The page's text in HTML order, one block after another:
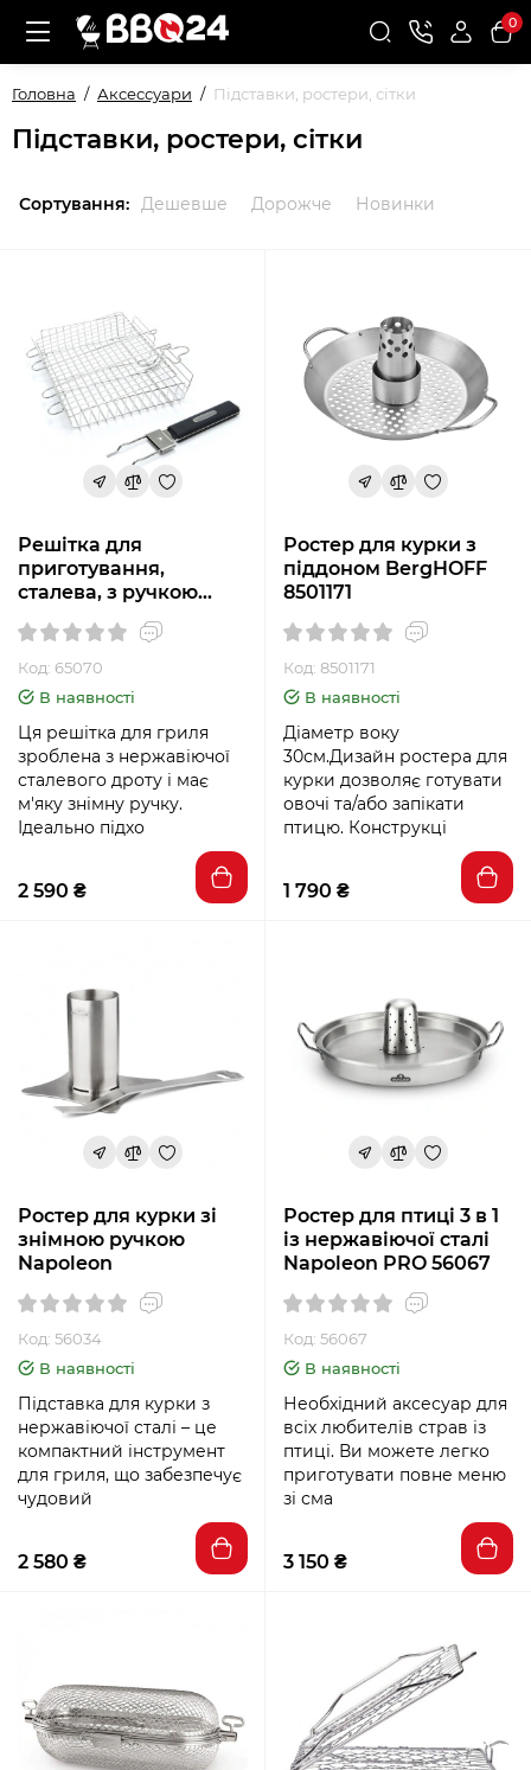
0
Головна Аксессуари Підставки, ростери, сітки
Підставки, ростери, сітки
Сортування: Дешевше Дорожче Новинки
Решітка для
приготування,
сталева, з ручкою
Broil King 65070
Код: 65070
В наявності
Ця решітка для гриля
зроблена з нержавіючої
сталевого дроту і має
м'яку знімну ручку.
Ідеально підхо
2 590 ₴
Ростер для курки з
піддоном BergHOFF
8501171
Код: 8501171
В наявності
Діаметр воку
30см.Дизайн ростера для
курки дозволяє готувати
овочі та/або запікати
птицю. Конструкці
1 790 ₴
Ростер для курки зі
знімною ручкою
Napoleon
Код: 56034
В наявності
Підставка для курки з
нержавіючої сталі – це
компактний інструмент
для гриля, що забезпечує
чудовий
2 580 ₴
Ростер для птиці 3 в 1
із нержавіючої сталі
Napoleon PRO 56067
Код: 56067
В наявності
Необхідний аксесуар для
всіх любителів страв із
птиці. Ви можете легко
приготувати повне меню
зі сма
3 150 ₴